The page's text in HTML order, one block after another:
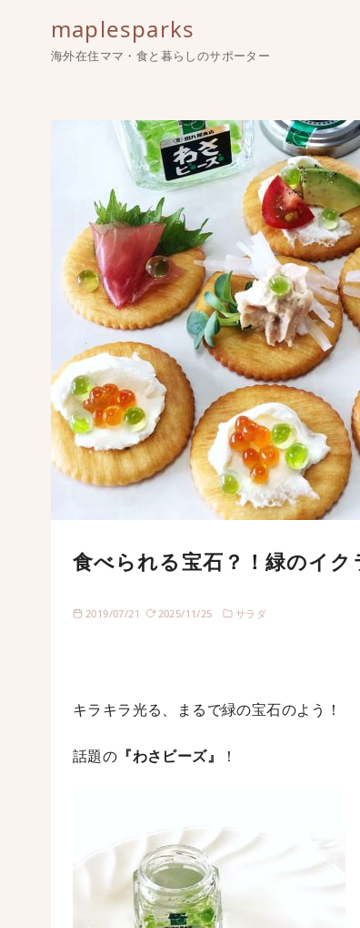
maplesparks
海外在住ママ・食と暮らしのサポーター
食べられる宝石？！緑のイク
2019/07/21 2025/11/25 サラダ
キラキラ光る、まるで緑の宝石のよう！
話題の 『わさビーズ』 ！